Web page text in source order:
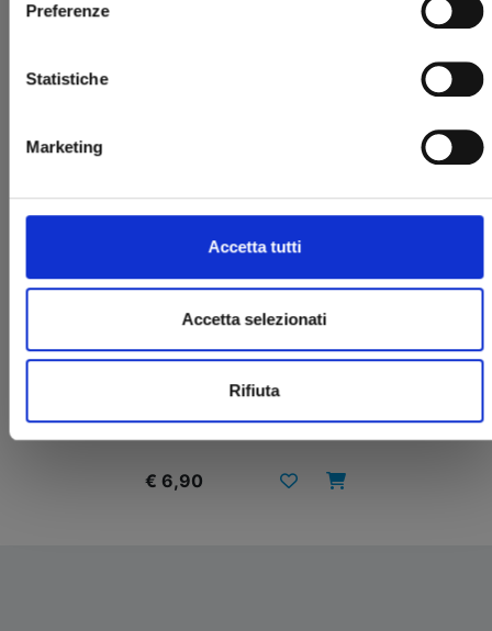
Preferenze
Statistiche
Marketing
Accetta tutti
Accetta selezionati
Rifiuta
DIABLOMACHIA n. 1
23/04/2024
€ 6,90